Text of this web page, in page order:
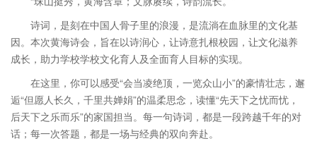
诗词，是刻在中国人骨子里的浪漫，是流淌在血脉里的文化基
因。本次黄海诗会，旨在以诗润心，让诗意扎根校园，让文化滋养
成长，助力学校学校文化育人及全面育人目标的实现。
在这里，你可以感受“会当凌绝顶，一览众山小”的豪情壮志，邂
逅“但愿人长久，千里共婵娟”的温柔思念，读懂“先天下之忧而忧，
后天下之乐而乐”的家国担当。每一句诗词，都是一段跨越千年的对
话；每一次答题，都是一场与经典的双向奔赴。